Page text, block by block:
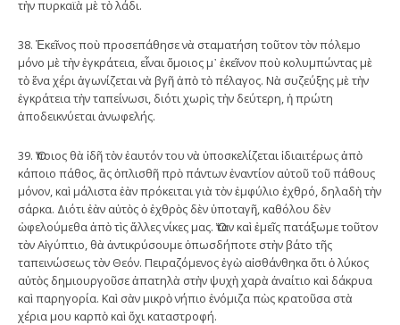
τὴν πυρκαϊὰ μὲ τὸ λάδι.
38. Ἐκεῖνος ποὺ προσεπάθησε νὰ σταματήση τοῦτον τὸν πόλεμο
μόνο μὲ τὴν ἐγκράτεια, εἶναι ὅμοιος μ᾿ ἐκεῖνον ποὺ κολυμπώντας μὲ
τὸ ἕνα χέρι ἀγωνίζεται νὰ βγῆ ἀπὸ τὸ πέλαγος. Νὰ συζεύξης μὲ τὴν
ἐγκράτεια τὴν ταπείνωσι, διότι χωρὶς τὴν δεύτερη, ἡ πρώτη
ἀποδεικνύεται ἀνωφελής.
39. Ὅποιος θὰ ἰδῆ τὸν ἑαυτόν του νὰ ὑποσκελίζεται ἰδιαιτέρως ἀπὸ
κάποιο πάθος, ἂς ὁπλισθῆ πρὸ πάντων ἐναντίον αὐτοῦ τοῦ πάθους
μόνον, καὶ μάλιστα ἐὰν πρόκειται γιὰ τὸν ἐμφύλιο ἐχθρό, δηλαδὴ τὴν
σάρκα. Διότι ἐὰν αὐτὸς ὁ ἐχθρὸς δὲν ὑποταγῆ, καθόλου δὲν
ὠφελούμεθα ἀπὸ τὶς ἄλλες νίκες μας. Ὅταν καὶ ἐμεῖς πατάξωμε τοῦτον
τὸν Αἰγύπτιο, θὰ ἀντικρύσουμε ὁπωσδήποτε στὴν βάτο τῆς
ταπεινώσεως τὸν Θεόν. Πειραζόμενος ἐγὼ αἰσθάνθηκα ὅτι ὁ λύκος
αὐτὸς δημιουργοῦσε ἀπατηλὰ στὴν ψυχὴ χαρὰ ἀναίτιο καὶ δάκρυα
καὶ παρηγορία. Καὶ σὰν μικρὸ νήπιο ἐνόμιζα πὼς κρατοῦσα στὰ
χέρια μου καρπὸ καὶ ὄχι καταστροφή.